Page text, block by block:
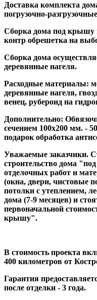
Доставка комплекта
погрузочно-
Сборка дома под крышу
контр обрешетка на
Сборка дома
деревянные нагеля.
Расходные материалы:
деревянные нагеля,
венец, рубероид на
Дополнительно:
сечением 100х200 мм. -
подарок обработка
Уважаемые заказчики.
строительство дома
отделочных работ и
(окна, двери, чистовые
потолки с утеплением,
дома (7-9 месяцев) и
первоначальной
крышу".
В стоимость проекта
400 километров от
Гарантия
после отделки - 3 года.